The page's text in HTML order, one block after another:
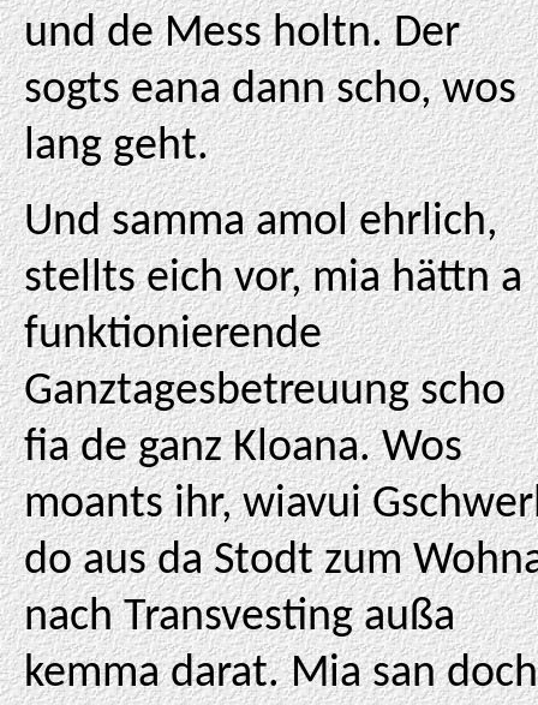
und de Mess holtn. Der
sogts eana dann scho, wos
lang geht.
Und samma amol ehrlich,
stellts eich vor, mia hättn a
funktionierende
Ganztagesbetreuung scho
fia de ganz Kloana. Wos
moants ihr, wiavui
do aus da Stodt zum
nach Transvesting außa
kemma darat. Mia san doch